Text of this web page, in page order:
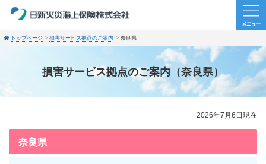
トップページ 損害サービス拠点のご案内 奈良県
損害サービス拠点のご案内（奈良県）
2026年7月6日現在
奈良県